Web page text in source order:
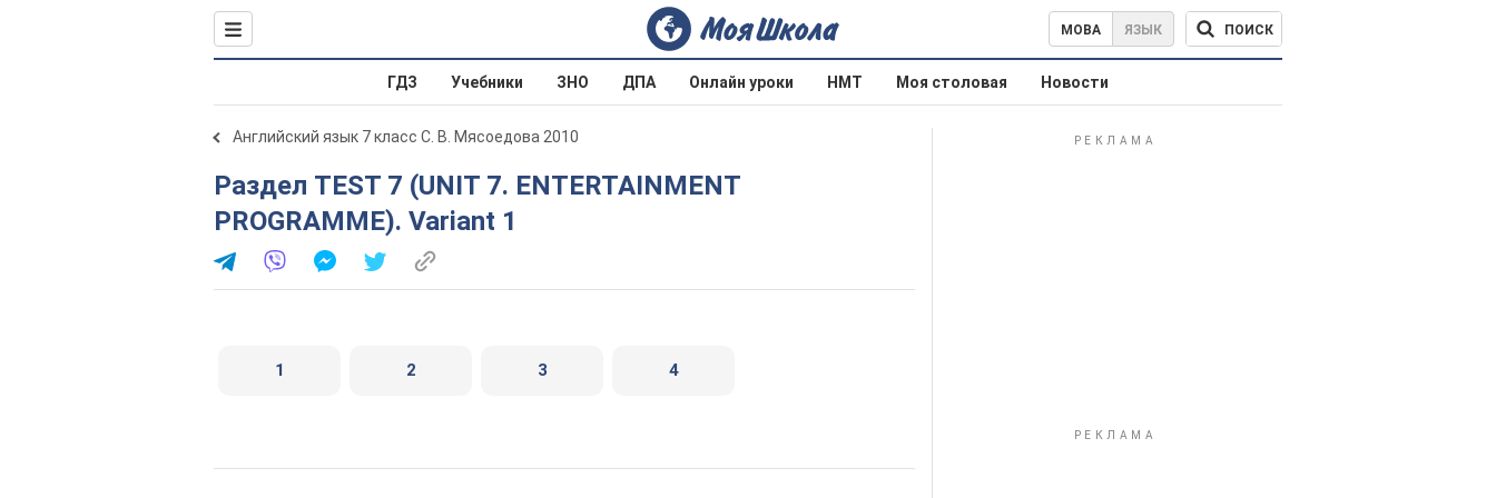
МОВА ЯЗЫК ПОИСК
ГДЗ Учебники ЗНО ДПА Онлайн уроки НМТ Моя столовая Новости
Английский язык 7 класс С. В. Мясоедова 2010
Раздел TEST 7 (UNIT 7. ENTERTAINMENT
PROGRAMME). Variant 1
1 2 3 4